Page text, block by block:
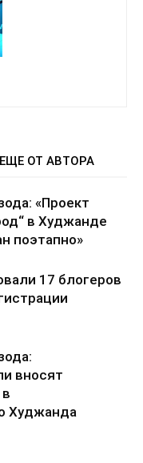
ЕЩЕ ОТ АВТОРА
«Проект
в Худжанде
поэтапно»
17 блогеров
вносят
Худжанда